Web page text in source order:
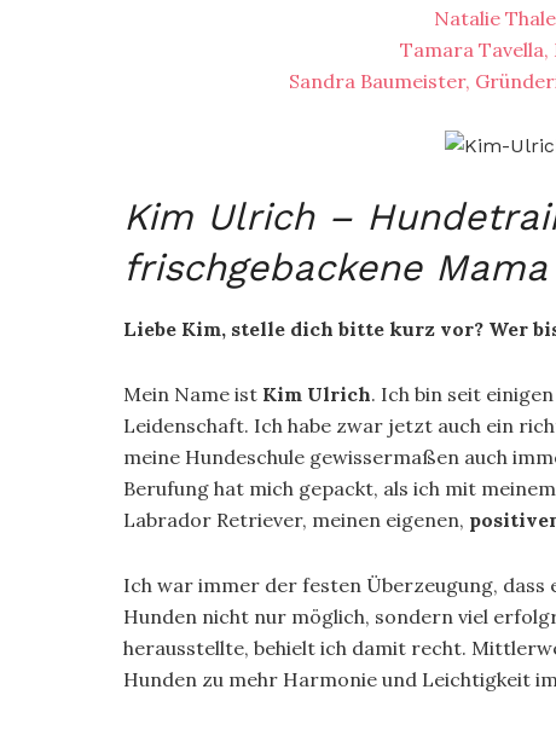
Natalie
Tamara
Sandra Baumeister,
Kim Ulrich –
frischgebackene Mama
Liebe Kim, stelle dich bitte kurz vor? Wer
Mein Name ist Kim Ulrich. Ich bin seit
Leidenschaft. Ich habe zwar jetzt auch ein
meine Hundeschule gewissermaßen auch
Berufung hat mich gepackt, als ich mit
Labrador Retriever, meinen eigenen,
Ich war immer der festen Überzeugung,
Hunden nicht nur möglich, sondern viel
herausstellte, behielt ich damit recht.
Hunden zu mehr Harmonie und Leichtigkeit